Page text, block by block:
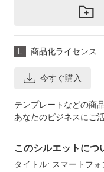
L 商品化ライセンス
今すぐ購入
テンプレートなどの商
あなたのビジネスにご
このシルエットにつ
タイトル: スマートフ